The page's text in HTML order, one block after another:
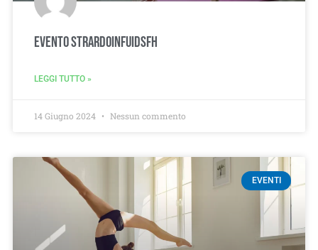
Evento Strardoinfuidsfh
LEGGI TUTTO »
14 Giugno 2024 Nessun commento
EVENTI